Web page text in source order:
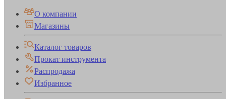
О компании
Магазины
Каталог товаров
Прокат инструмента
Распродажа
Избранное